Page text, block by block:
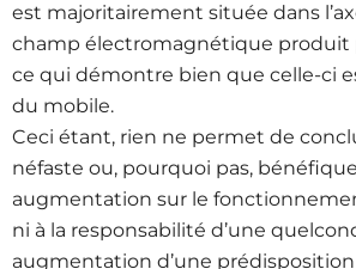
est majoritairement située dans
champ électromagnétique produit
ce qui démontre bien que celle-ci
du mobile.
Ceci étant, rien ne permet de
néfaste ou, pourquoi pas,
augmentation sur le
ni à la responsabilité d’une
augmentation d’une